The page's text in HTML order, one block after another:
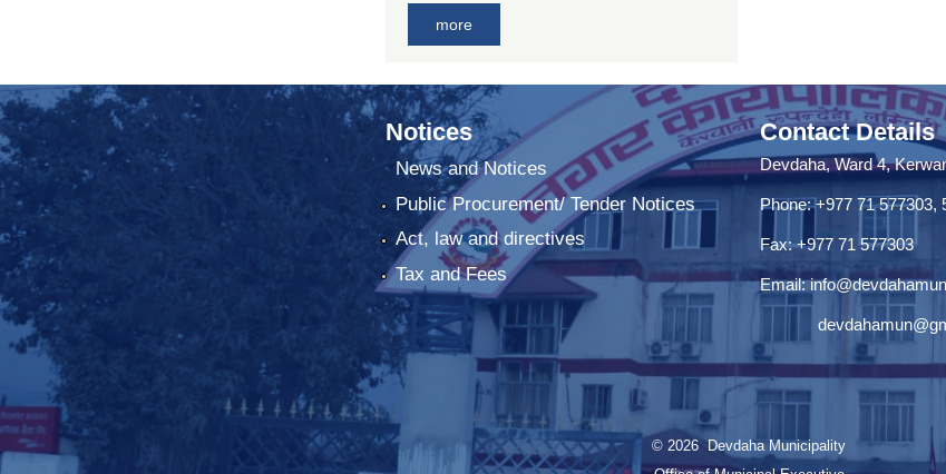
more
Notices
News and Notices
Public Procurement/ Tender Notices
Act, law and directives
Tax and Fees
Contact Details
Devdaha, Ward 4,
Phone: +977 71 577303,
Fax: +977 71 577303
Email:
© 2026 Devdaha Municipality